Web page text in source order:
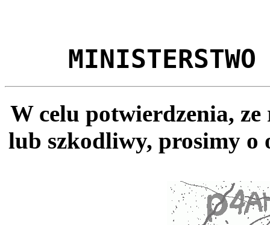
MINISTERSTWO
W celu potwierdzenia,
lub szkodliwy, prosimy o